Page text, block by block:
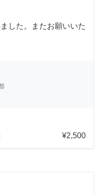
した。またお願いいた
¥2,500